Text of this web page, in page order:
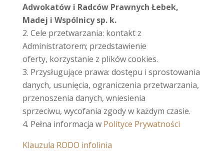
Adwokatów i Radców Prawnych Łebek,
Madej i Wspólnicy sp. k.
Cele przetwarzania: kontakt z
Administratorem; przedstawienie
oferty, korzystanie z plików cookies.
Przysługujące prawa: dostępu i sprostowania
danych, usunięcia, ograniczenia przetwarzania,
przenoszenia danych, wniesienia
sprzeciwu, wycofania zgody w każdym czasie.
Pełna informacja w Polityce Prywatności
Klauzula RODO infolinia